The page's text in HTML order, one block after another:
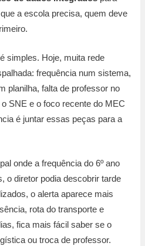
a escola precisa, quem deve
simples. Hoje, muita rede
frequência num sistema,
planilha, falta de professor no
SNE e o foco recente do MEC
é juntar essas peças para a
onde a frequência do 6º ano
o diretor podia descobrir tarde
o alerta aparece mais
rota do transporte e
fica mais fácil saber se o
ou troca de professor.